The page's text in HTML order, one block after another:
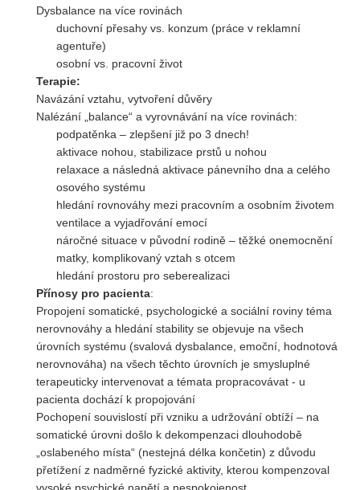
Dysbalance na více rovinách
duchovní přesahy vs. konzum (práce v reklamní
agentuře)
osobní vs. pracovní život
Terapie:
Navázání vztahu, vytvoření důvěry
Nalézání „balance“ a vyrovnávání na více rovinách:
podpatěnka – zlepšení již po 3 dnech!
aktivace nohou, stabilizace prstů u nohou
relaxace a následná aktivace pánevního dna a celého
osového systému
hledání rovnováhy mezi pracovním a osobním životem
ventilace a vyjadřování emocí
náročné situace v původní rodině – těžké onemocnění
matky, komplikovaný vztah s otcem
hledání prostoru pro seberealizaci
Přínosy pro pacienta:
Propojení somatické, psychologické a sociální roviny téma
nerovnováhy a hledání stability se objevuje na všech
úrovních systému (svalová dysbalance, emoční, hodnotová
nerovnováha) na všech těchto úrovních je smysluplné
terapeuticky intervenovat a témata propracovávat - u
pacienta dochází k propojování
Pochopení souvislostí při vzniku a udržování obtíží – na
somatické úrovni došlo k dekompenzaci dlouhodobě
„oslabeného místa“ (nestejná délka končetin) z důvodu
přetížení z nadměrné fyzické aktivity, kterou kompenzoval